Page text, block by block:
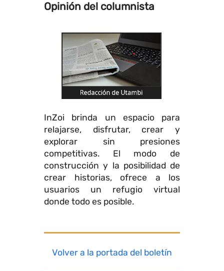
Opinión del columnista
InZoi brinda un espacio para
relajarse, disfrutar, crear y
explorar sin presiones
competitivas. El modo de
construcción y la posibilidad de
crear historias, ofrece a los
usuarios un refugio virtual
donde todo es posible.
Volver a la portada del boletín